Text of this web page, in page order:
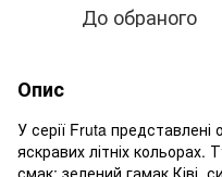
До обраного
Опис
У серії Fruta представлені
яскравих літніх кольорах.
смак: зелений гамак Ківі,